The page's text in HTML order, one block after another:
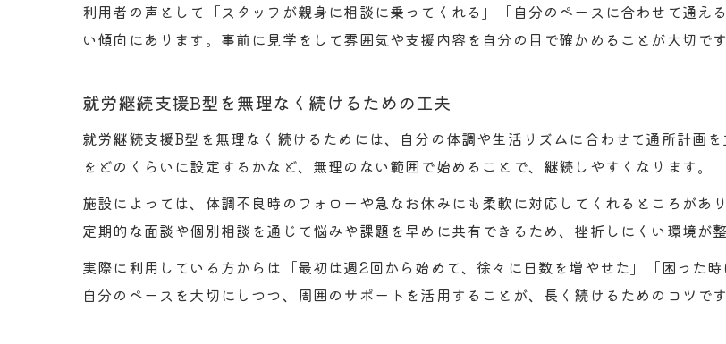
B型事業所の作業内容で続けやすさを実
就労継続支援B型とメンター制度の生活
B型とA型の違いを実体験から比較
就労継続支援B型とA型の違いを体験談
B型事業所はなぜ無職扱いになるのかを
就労継続支援B型とA型の工賃比較ポイ
A型事業所でクビになるケースの注意点
平野区の就労継続支援B型とA型のメリ
安心して利用できる支援環境の探し方
利用者の声として「スタッフが親身に相談に乗ってくれる」「自分のペースに合わせて通え
い傾向にあります。事前に見学をして雰囲気や支援内容を自分の目で確かめることが大切です
就労継続支援B型を無理なく続けるための工夫
就労継続支援B型を無理なく続けるためには、自分の体調や生活リズムに合わせて通所計画
をどのくらいに設定するかなど、無理のない範囲で始めることで、継続しやすくなります。
施設によっては、体調不良時のフォローや急なお休みにも柔軟に対応してくれるところがあ
定期的な面談や個別相談を通じて悩みや課題を早めに共有できるため、挫折しにくい環境が整
実際に利用している方からは「最初は週2回から始めて、徐々に日数を増やせた」「困った
自分のペースを大切にしつつ、周囲のサポートを活用することが、長く続けるためのコツです